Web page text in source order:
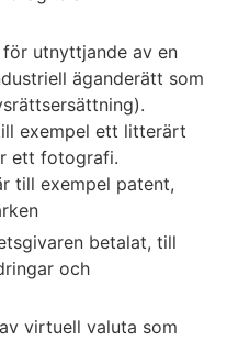
utnyttjande av en
äganderätt som
exempel ett litterärt
ett fotografi.
till exempel patent,
betalat, till
och
virtuell valuta som